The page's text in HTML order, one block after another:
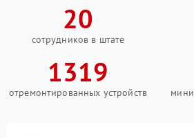
20
сотрудников в штате
1319
отремонтированных устройств